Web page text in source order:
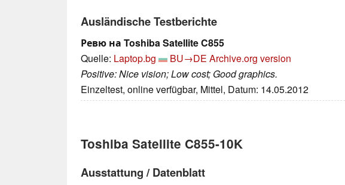
Ausländische Testberichte
Ревю на Toshiba Satellite C855
Quelle: Laptop.bg BU→DE Archive.org version
Positive: Nice vision; Low cost; Good graphics.
Einzeltest, online verfügbar, Mittel, Datum: 14.05.2012
Toshiba Satellite C855-10K
Ausstattung / Datenblatt